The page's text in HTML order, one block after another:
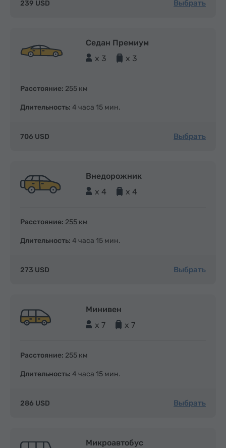
239 USD Выбрать
Седан Премиум
x 3
x 3
Расстояние: 255 км
Длительность: 4 часа 15 мин.
706 USD Выбрать
Внедорожник
x 4
x 4
Расстояние: 255 км
Длительность: 4 часа 15 мин.
273 USD Выбрать
Минивен
x 7
x 7
Расстояние: 255 км
Длительность: 4 часа 15 мин.
286 USD Выбрать
Микроавтобус